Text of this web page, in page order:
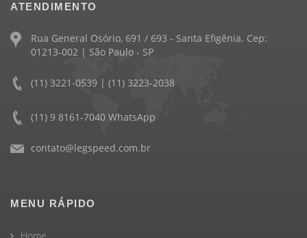
ATENDIMENTO
Rua General Osório, 691 / 693 - Santa Efigênia. Cep:
01213-002 | São Paulo - SP
(11) 3221-0539 | (11) 3223-2038
(11) 9 8161-7040 WhatsApp
contato@legspeed.com.br
MENU RÁPIDO